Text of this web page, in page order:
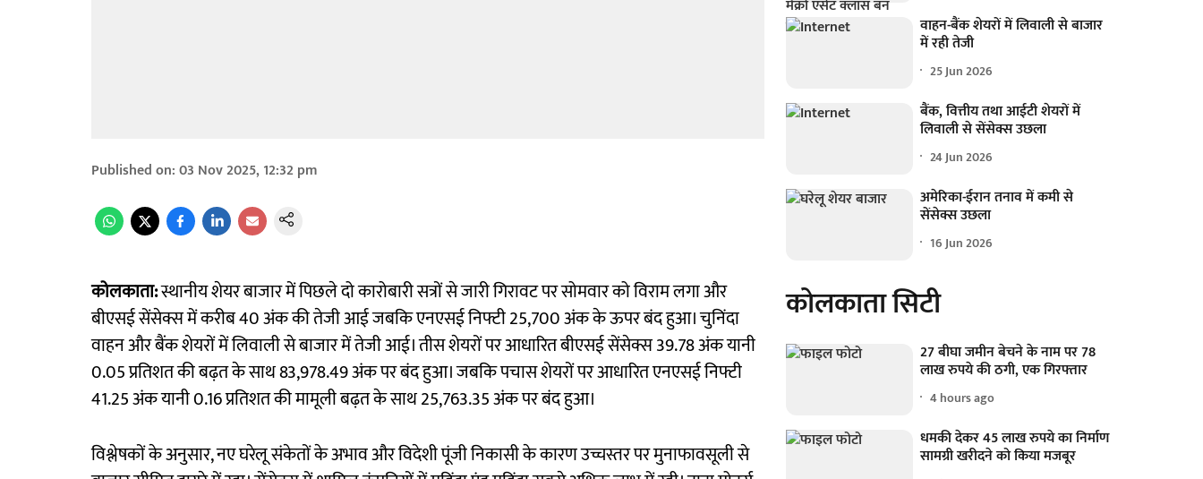
Published on:03 Nov 2025, 12:32 pm
कोलकाता:स्थानीय शेयर बाजार में पिछले दो कारोबारी सत्रों से जारी गिरावट पर सोमवार को विराम लगा और
बीएसई सेंसेक्स में करीब 40 अंक की तेजी आई जबकि एनएसई निफ्टी 25,700 अंक के ऊपर बंद हुआ। चुनिंदा
वाहन और बैंक शेयरों में लिवाली से बाजार में तेजी आई। तीस शेयरों पर आधारित बीएसई सेंसेक्स 39.78 अंक यानी
0.05 प्रतिशत की बढ़त के साथ 83,978.49 अंक पर बंद हुआ। जबकि पचास शेयरों पर आधारित एनएसई निफ्टी
41.25 अंक यानी 0.16 प्रतिशत की मामूली बढ़त के साथ 25,763.35 अंक पर बंद हुआ।
विश्लेषकों के अनुसार, नए घरेलू संकेतों के अभाव और विदेशी पूंजी निकासी के कारण उच्चस्तर पर मुनाफावसूली से
वाहन-बैंक शेयरों में लिवाली से बाजार
में रही तेजी
25 Jun 2026
बैंक, वित्तीय तथा आईटी शेयरों में
लिवाली से सेंसेक्स उछला
24 Jun 2026
अमेरिका-ईरान तनाव में कमी से
सेंसेक्स उछला
16 Jun 2026
कोलकाता सिटी
27 बीघा जमीन बेचने के नाम पर 78
लाख रुपये की ठगी, एक गिरफ्तार
4 hours ago
धमकी देकर 45 लाख रुपये का निर्माण
सामग्री खरीदने को किया मजबूर